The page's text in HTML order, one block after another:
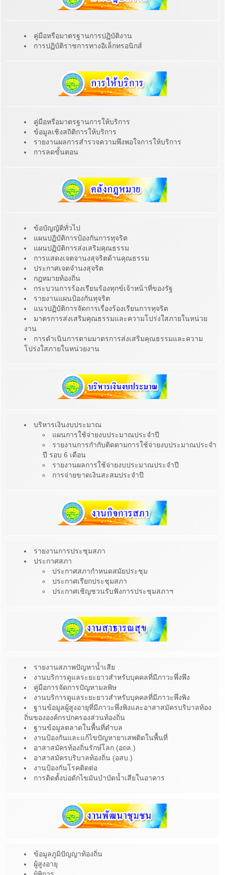
คู่มือหรือมาตรฐานการปฏิบัติงาน
การปฏิบัติราชการทางอิเล็กทรอนิกส์
คู่มือหรือมาตรฐานการให้บริการ
ข้อมูลเชิงสถิติการให้บริการ
รายงานผลการสำรวจความพึงพอใจการให้บริการ
การลดขั้นตอน
ข้อบัญญัติทั่วไป
แผนปฏิบัติการป้องกันการทุจริต
แผนปฏิบัติการส่งเสริมคุณธรรม
การแสดงเจตจานงสุจริตด้านคุณธรรม
ประกาศเจตจำนงสุจริต
กฎหมายท้องถิ่น
กระบวนการร้องเรียนร้องทุกข์เจ้าหน้าที่ของรัฐ
รายงานแผนป้องกันทุจริต
แนวปฏิบัติการจัดการเรื่องร้องเรียนการทุจริต
มาตรการส่งเสริมคุณธรรมและความโปร่งใสภายในหน่วย
งาน
การดำเนินการตามมาตรการส่งเสริมคุณธรรมและความ
โปร่งใสภายในหน่วยงาน
บริหารเงินงบประมาณ
แผนการใช้จ่ายงบประมาณประจำปี
รายงานการกำกับติดตามการใช้จ่ายงบประมาณประจำ
ปี รอบ 6 เดือน
รายงานผลการใช้จ่ายงบประมาณประจำปี
การจ่ายขาดเงินสะสมประจำปี
รายงานการประชุมสภา
ประกาศสภา
ประกาศสภากำหนดสมัยประชุม
ประกาศเรียกประชุมสภา
ประกาศเชิญชวนรับฟังการประชุมสภาฯ
รายงานสภาพปัญหาน้ำเสีย
งานบริการดูแลระยะยาวสำหรับบุคคลที่มีภาวะพึ่งพึง
คู่มือการจัดการปัญหามลพิษ
งานบริการดูแลระยะยาวสำหรับบุคคลที่มีภาวะพึ่งพิง
ฐานข้อมูลผู้สูงอายุที่มีภาวะพึ่งพิงและอาสาสมัครบริบาลท้อง
ถิ่นขององค์กรปกครองส่วนท้องถิ่น
ฐานข้อมูลตลาดในพื้นที่ตำบล
งานป้องกันและแก้ไขปัญหายาเสพติดในพื้นที่
อาสาสมัครท้องถิ่นรักษ์โลก (อถล.)
อาสาสมัครบริบาลท้องถิ่น (อสบ.)
งานป้องกันโรคติดต่อ
การติดตั้งบ่อดักไขมันบำบัดน้ำเสียในอาคาร
ข้อมูลภูมิปัญญาท้องถิ่น
ผู้สูงอายุ